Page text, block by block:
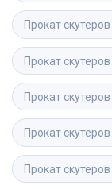
Прокат скутеров
Прокат скутеров
Прокат скутеров
Прокат скутеров
Прокат скутеров